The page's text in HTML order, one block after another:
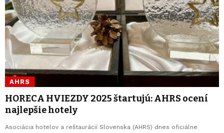
AHRS
HORECA HVIEZDY 2025 štartujú: AHRS ocení
najlepšie hotely
Asociácia hotelov a reštaurácií Slovenska (AHRS) dnes oficiálne